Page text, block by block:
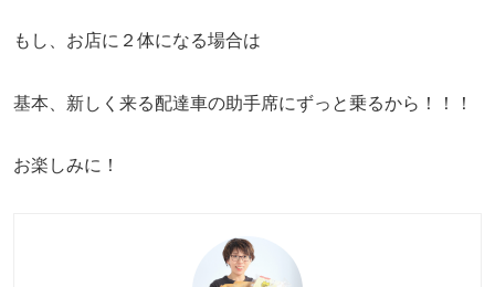
もし、お店に２体になる場合は
基本、新しく来る配達車の助手席にずっと乗るから！！！
お楽しみに！